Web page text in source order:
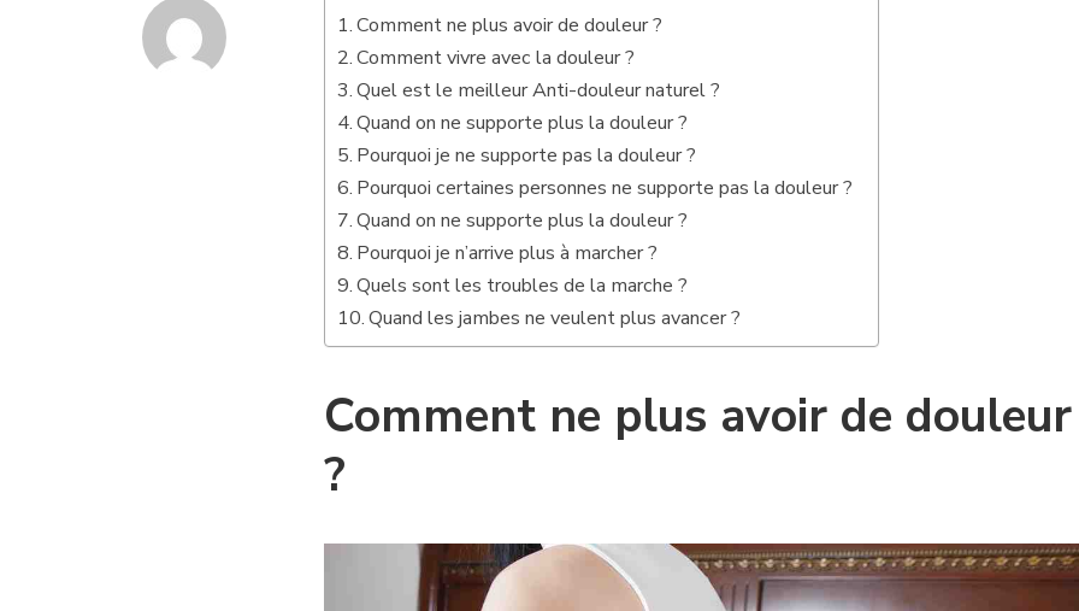
Comment ne plus avoir de douleur ?
Comment vivre avec la douleur ?
Quel est le meilleur Anti-douleur naturel ?
Quand on ne supporte plus la douleur ?
Pourquoi je ne supporte pas la douleur ?
Pourquoi certaines personnes ne supporte pas la douleur ?
Quand on ne supporte plus la douleur ?
Pourquoi je n’arrive plus à marcher ?
Quels sont les troubles de la marche ?
Quand les jambes ne veulent plus avancer ?
Comment ne plus avoir de douleur
?